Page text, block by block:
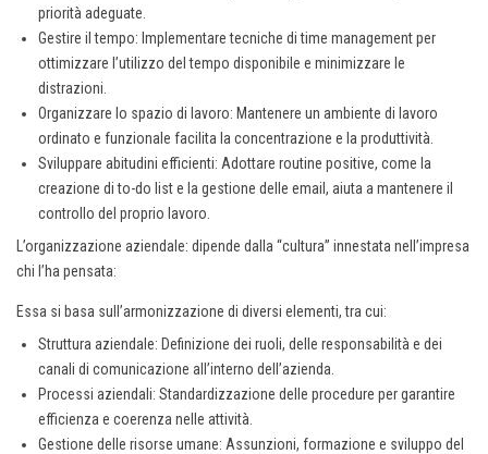
priorità adeguate.
Gestire il tempo: Implementare tecniche di time management per
ottimizzare l’utilizzo del tempo disponibile e minimizzare le
distrazioni.
Organizzare lo spazio di lavoro: Mantenere un ambiente di lavoro
ordinato e funzionale facilita la concentrazione e la produttività.
Sviluppare abitudini efficienti: Adottare routine positive, come la
creazione di to-do list e la gestione delle email, aiuta a mantenere il
controllo del proprio lavoro.
L’organizzazione aziendale: dipende dalla “cultura” innestata nell’impresa
chi l’ha pensata:
Essa si basa sull’armonizzazione di diversi elementi, tra cui:
Struttura aziendale: Definizione dei ruoli, delle responsabilità e dei
canali di comunicazione all’interno dell’azienda.
Processi aziendali: Standardizzazione delle procedure per garantire
efficienza e coerenza nelle attività.
Gestione delle risorse umane: Assunzioni, formazione e sviluppo del